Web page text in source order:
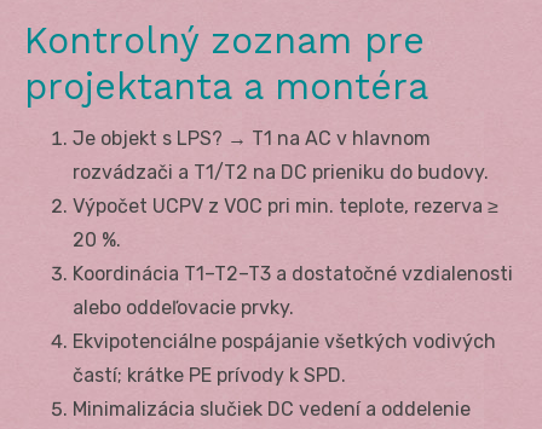
Kontrolný zoznam pre
projektanta a montéra
Je objekt s LPS? → T1 na AC v hlavnom
rozvádzači a T1/T2 na DC prieniku do budovy.
Výpočet UCPV z VOC pri min. teplote, rezerva ≥
20 %.
Koordinácia T1–T2–T3 a dostatočné vzdialenosti
alebo oddeľovacie prvky.
Ekvipotenciálne pospájanie všetkých vodivých
častí; krátke PE prívody k SPD.
Minimalizácia slučiek DC vedení a oddelenie